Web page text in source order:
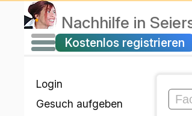
Lezioni privatea
Registrati
Login
Invia una richiesta